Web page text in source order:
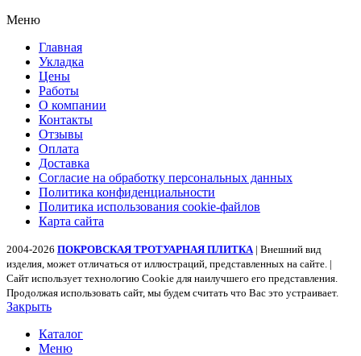
Меню
Главная
Укладка
Цены
Работы
О компании
Контакты
Отзывы
Оплата
Доставка
Согласие на обработку персональных данных
Политика конфиденциальности
Политика использования cookie-файлов
Карта сайта
2004-2026 ПОКРОВСКАЯ ТРОТУАРНАЯ ПЛИТКА | Внешний вид
изделия, может отличаться от иллюстраций, представленных на сайте. |
Сайт использует технологию Cookie для наилучшего его представления.
Продолжая использовать сайт, мы будем считать что Вас это устраивает.
Закрыть
Каталог
Меню